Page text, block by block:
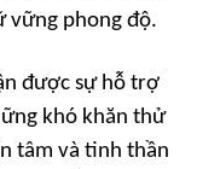
vững phong độ.
được sự hỗ trợ
khó khăn thử
tâm và tinh thần